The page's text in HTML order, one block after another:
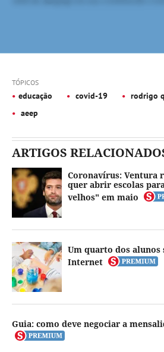
TÓPICOS
educação covid-19
rodrigo
aeep
ARTIGOS
Coronavírus: Ventura
quer abrir escolas
velhos" em maio
Um quarto dos
Internet
Guia: como deve negociar a